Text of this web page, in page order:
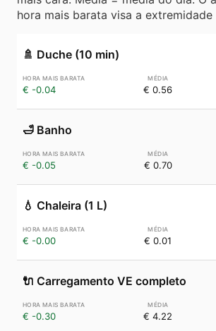
hora mais barata visa a extremidade
🚿 Duche (10 min)
€ -0.04 € 0.56
🛁 Banho
€ -0.05 € 0.70
💧 Chaleira (1 L)
€ -0.00 € 0.01
🔌 Carregamento VE completo
€ -0.30 € 4.22